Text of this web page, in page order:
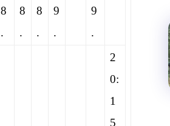
8
.
8
.
8
.
9
.
9
.
2
0:
1
5